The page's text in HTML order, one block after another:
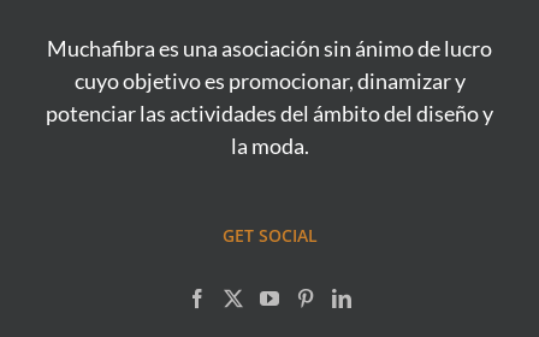
Muchafibra es una asociación sin ánimo de lucro
cuyo objetivo es promocionar, dinamizar y
potenciar las actividades del ámbito del diseño y
la moda.
GET SOCIAL